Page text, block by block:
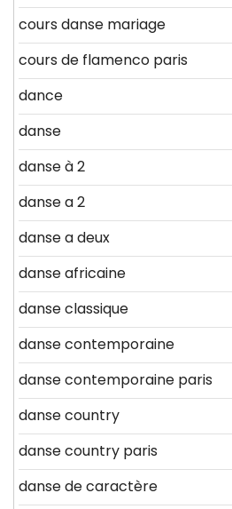
cours danse mariage
cours de flamenco paris
dance
danse
danse à 2
danse a 2
danse a deux
danse africaine
danse classique
danse contemporaine
danse contemporaine paris
danse country
danse country paris
danse de caractère